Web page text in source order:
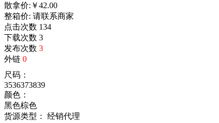
散拿价: ￥42.00
整箱价: 请联系商家
点击次数 134
下载次数 3
发布次数 3
外链 0
尺码：
3536373839
颜色：
黑色棕色
货源类型： 经销代理